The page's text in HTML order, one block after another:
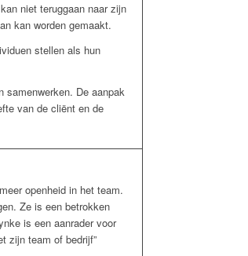
niet teruggaan naar zijn
kan worden gemaakt.
stellen als hun
samenwerken. De aanpak
van de cliënt en de
openheid in het team.
Ze is een betrokken
is een aanrader voor
zijn team of bedrijf”